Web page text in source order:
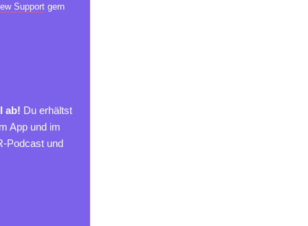
Supportgern
ab! Du erhältst
App und im
Podcast und